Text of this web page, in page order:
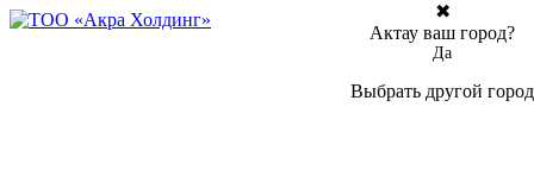
✖
Актау ваш город?
Да
Выбрать другой город